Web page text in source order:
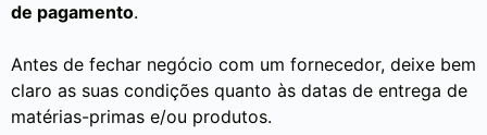
de pagamento.
Antes de fechar negócio com um fornecedor, deixe bem
claro as suas condições quanto às datas de entrega de
matérias-primas e/ou produtos.